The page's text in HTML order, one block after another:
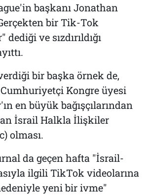
başkanı Jonathan
bir Tik-Tok
ve sızdırıldığı
bir başka örnek de,
Cumhuriyetçi Kongre üyesi
en büyük bağışçılarından
İsrail Halkla İlişkiler
olması.
da geçen hafta "İsrail-
ilgili TikTok videolarına
yeni bir ivme"